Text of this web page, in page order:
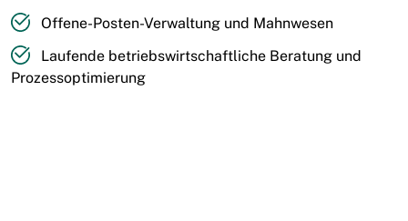
Offene-Posten-Verwaltung und Mahnwesen
Laufende betriebswirtschaftliche Beratung und
Prozessoptimierung